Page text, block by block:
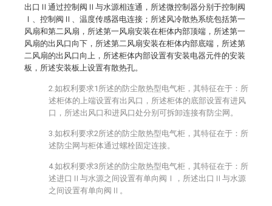
出口Ⅱ通过控制阀Ⅱ与水源相连通，所述微控制器分别于控制阀
Ⅰ、控制阀Ⅱ、温度传感器电连接；所述风冷散热系统包括第一
风扇和第二风扇，所述第一风扇安装在柜体内部顶端，所述第一
风扇的出风口向下，所述第二风扇安装在柜体内部底端，所述第
二风扇的出风口向上，所述柜体内部设置有安装电器元件的安装
板，所述安装板上设置有散热孔。
2.如权利要求1所述的防尘散热型电气柜，其特征在于：所
述柜体的上端设置有出风口，所述柜体的底部设置有进风
口，所述出风口和进风口处分别可拆卸连接有防尘网。
3.如权利要求2所述的防尘散热型电气柜，其特征在于：所
述防尘网与柜体通过螺栓固定连接。
4.如权利要求3所述的防尘散热型电气柜，其特征在于：所
述进口Ⅱ与水源之间设置有单向阀Ⅰ，所述出口Ⅱ与水源
之间设置有单向阀Ⅱ。